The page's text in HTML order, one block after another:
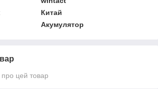
Китай
Акумулятор
про цей товар